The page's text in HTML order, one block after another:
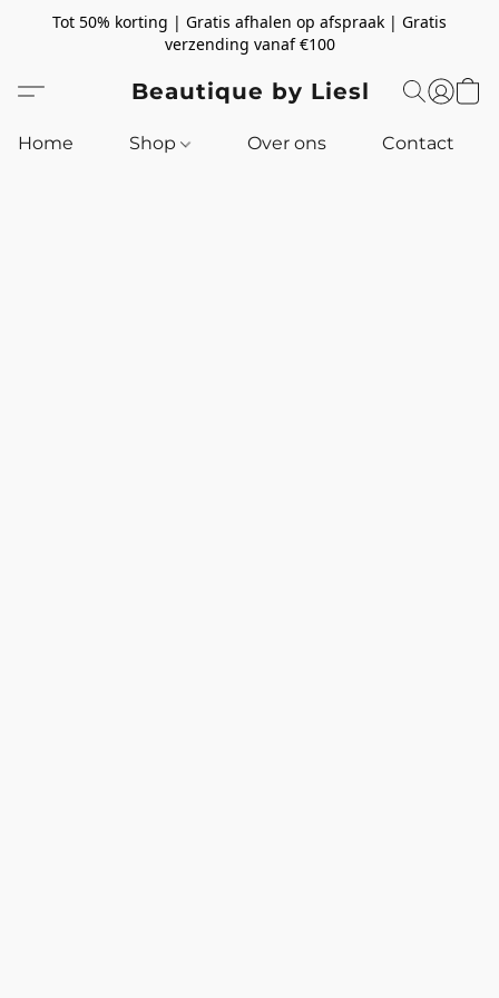
Tot 50% korting | Gratis afhalen op afspraak | Gratis
verzending vanaf €100
Beautique by Liesl
Home Shop Over ons Contact